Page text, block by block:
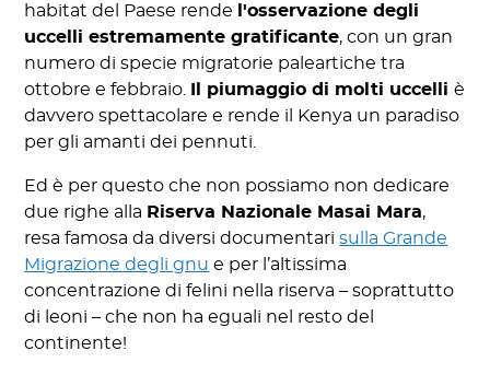
habitat del Paese rende l'osservazione degli
uccelli estremamente gratificante, con un gran
numero di specie migratorie paleartiche tra
ottobre e febbraio. Il piumaggio di molti uccelliè
davvero spettacolare e rende il Kenya un paradiso
per gli amanti dei pennuti.
Ed è per questo che non possiamo non dedicare
due righe alla Riserva Nazionale Masai Mara,
resa famosa da diversi documentarisulla Grande
Migrazione degli gnu e per l’altissima
concentrazione di felini nella riserva – soprattutto
di leoni – che non ha eguali nel resto del
continente!